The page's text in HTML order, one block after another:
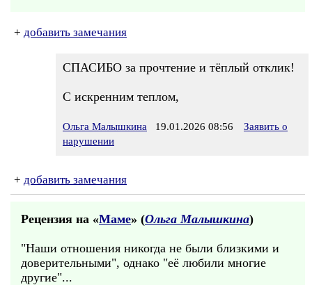
+ добавить замечания
СПАСИБО за прочтение и тёплый отклик!
С искренним теплом,
Ольга Малышкина 19.01.2026 08:56
Заявить о
нарушении
+ добавить замечания
Рецензия на «Маме» (Ольга Малышкина)
"Наши отношения никогда не были близкими и
доверительными", однако "её любили многие
другие"...